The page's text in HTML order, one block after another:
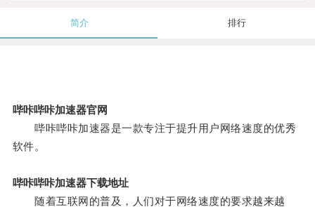
简介 排行
哔咔哔咔加速器官网
哔咔哔咔加速器是一款专注于提升用户网络速度的优秀
软件。
哔咔哔咔加速器下载地址
随着互联网的普及，人们对于网络速度的要求越来越